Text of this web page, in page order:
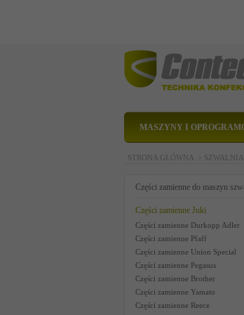
MASZYNY I
STRONA GŁÓWNA >
Części zamienne do maszyn
Części zamienne Juki
Części zamienne Durkopp Adler
Części zamienne Pfaff
Części zamienne Union Special
Części zamienne Pegasus
Części zamienne Brother
Części zamienne Yamato
Części zamienne Reece